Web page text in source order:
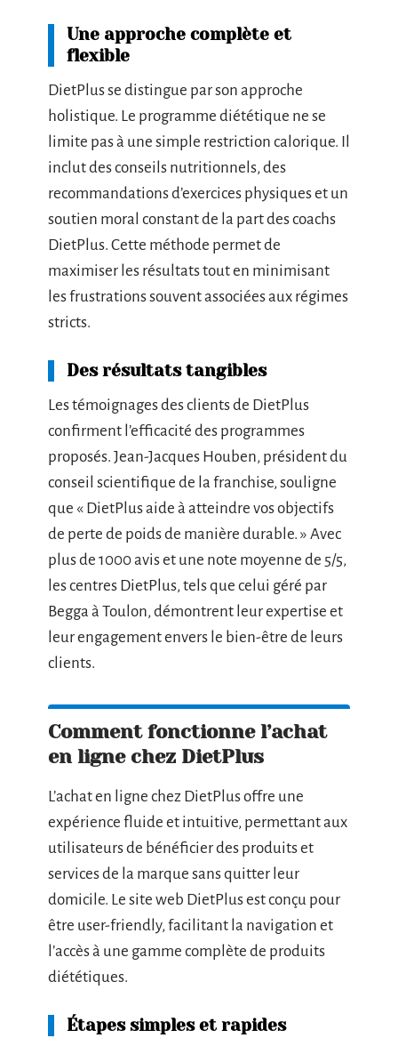
Une approche complète et
flexible
DietPlus se distingue par son approche
holistique. Le programme diététique ne se
limite pas à une simple restriction calorique. Il
inclut des conseils nutritionnels, des
recommandations d’exercices physiques et un
soutien moral constant de la part des coachs
DietPlus. Cette méthode permet de
maximiser les résultats tout en minimisant
les frustrations souvent associées aux régimes
stricts.
Des résultats tangibles
Les témoignages des clients de DietPlus
confirment l’efficacité des programmes
proposés. Jean-Jacques Houben, président du
conseil scientifique de la franchise, souligne
que « DietPlus aide à atteindre vos objectifs
de perte de poids de manière durable. » Avec
plus de 1000 avis et une note moyenne de 5/5,
les centres DietPlus, tels que celui géré par
Begga à Toulon, démontrent leur expertise et
leur engagement envers le bien-être de leurs
clients.
Comment fonctionne l’achat
en ligne chez DietPlus
L’achat en ligne chez DietPlus offre une
expérience fluide et intuitive, permettant aux
utilisateurs de bénéficier des produits et
services de la marque sans quitter leur
domicile. Le site web DietPlus est conçu pour
être user-friendly, facilitant la navigation et
l’accès à une gamme complète de produits
diététiques.
Étapes simples et rapides